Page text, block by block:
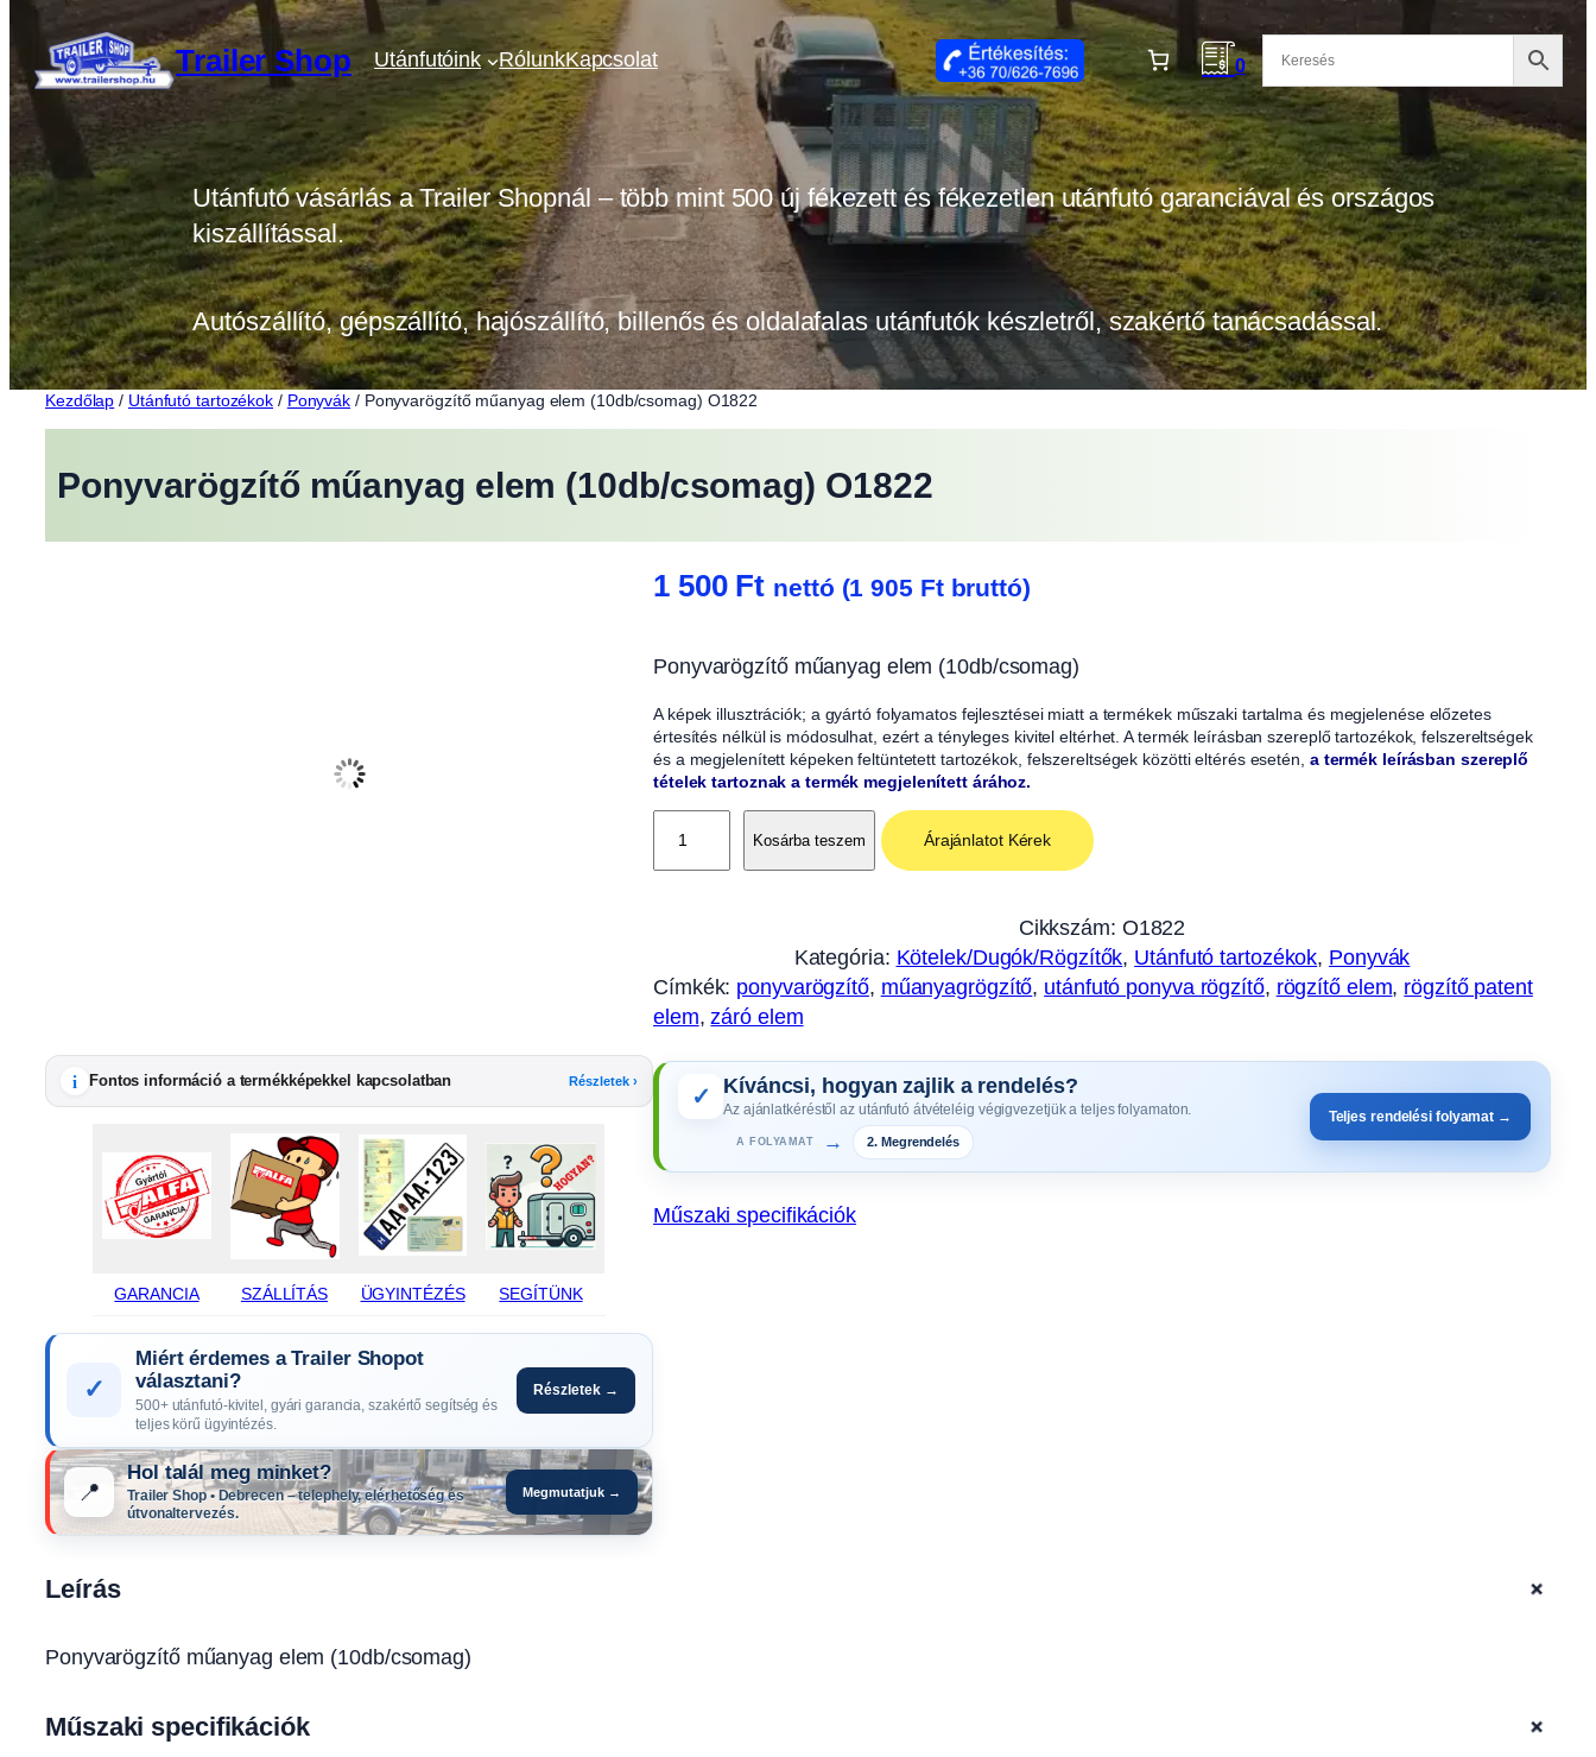
Ugrás
tartalomhoz
Trailer Shop Utánfutóink RólunkKapcsolat 0
Utánfutó vásárlás a Trailer Shopnál – több mint 500 új fékezett és fékezetlen utánfutó garanciával és országos
kiszállítással.
Autószállító, gépszállító, hajószállító, billenős és oldalafalas utánfutók készletről, szakértő tanácsadással.
Kezdőlap / Utánfutó tartozékok / Ponyvák / Ponyvarögzítő műanyag elem (10db/csomag) O1822
Ponyvarögzítő műanyag elem (10db/csomag) O1822
i Fontos információ a termékképekkel kapcsolatban Részletek ›
GARANCIA SZÁLLÍTÁS ÜGYINTÉZÉS SEGÍTÜNK
✓
Miért érdemes a Trailer Shopot
választani?
500+ utánfutó-kivitel, gyári garancia, szakértő segítség és
teljes körű ügyintézés.
Részletek →
📍
Hol talál meg minket?
Trailer Shop • Debrecen – telephely, elérhetőség és
útvonaltervezés.
Megmutatjuk →
1 500 Ft nettó (1 905 Ftbruttó)
Ponyvarögzítő műanyag elem (10db/csomag)
A képek illusztrációk; a gyártó folyamatos fejlesztései miatt a termékek műszaki tartalma és megjelenése előzetes
értesítés nélkül is módosulhat, ezért a tényleges kivitel eltérhet. A termék leírásban szereplő tartozékok, felszereltségek
és a megjelenített képeken feltüntetett tartozékok, felszereltségek közötti eltérés esetén, a termék leírásban szereplő
tételek tartoznak a termék megjelenített árához.
r
ö
g
t
m
Kosárba teszem Árajánlatot Kérek
Cikkszám: O1822
Kategória: Kötelek/Dugók/Rögzítők, Utánfutó tartozékok, Ponyvák
Címkék: ponyvarögzítő, műanyagrögzítő, utánfutó ponyva rögzítő, rögzítő elem, rögzítő patent
elem, záró elem
✓ Kíváncsi, hogyan zajlik a rendelés?
Az ajánlatkéréstől az utánfutó átvételéig végigvezetjük a teljes folyamaton.
A FOLYAMAT → 2. Megrendelés
Teljes rendelési folyamat →
Műszaki specifikációk
Leírás +
Ponyvarögzítő műanyag elem (10db/csomag)
Műszaki specifikációk +